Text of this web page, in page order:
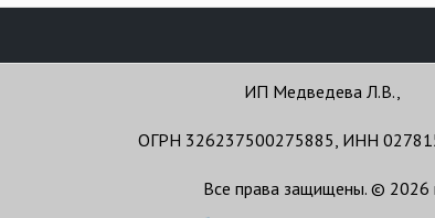
ИП Медведева Л.В.,
ОГРН 326237500275885, ИНН
Все права защищены. © 2026